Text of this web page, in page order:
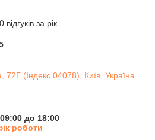
за рік
72Г (Індекс 04078), Київ, Україна
до 18:00
роботи